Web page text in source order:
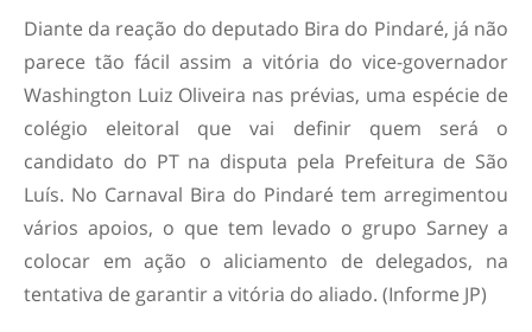
Diante da reação do deputado Bira do Pindaré, já não
parece tão fácil assim a vitória do vice-governador
Washington Luiz Oliveira nas prévias, uma espécie de
colégio eleitoral que vai definir quem será o
candidato do PT na disputa pela Prefeitura de São
Luís. No Carnaval Bira do Pindaré tem arregimentou
vários apoios, o que tem levado o grupo Sarney a
colocar em ação o aliciamento de delegados, na
tentativa de garantir a vitória do aliado. (Informe JP)